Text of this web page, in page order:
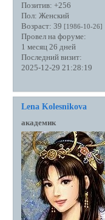
Позитив: +256
Пол: Женский
Возраст: 39 [1986-10-26]
Провел на форуме:
1 месяц 26 дней
Последний визит:
2025-12-29 21:28:19
Lena Kolesnikova
академик